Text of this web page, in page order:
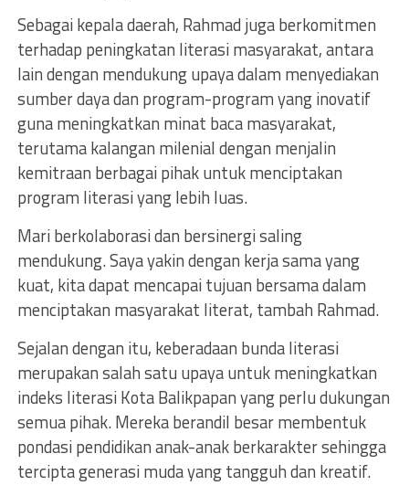
Sebagai kepala daerah, Rahmad juga berkomitmen
terhadap peningkatan literasi masyarakat, antara
lain dengan mendukung upaya dalam menyediakan
sumber daya dan program-program yang inovatif
guna meningkatkan minat baca masyarakat,
terutama kalangan milenial dengan menjalin
kemitraan berbagai pihak untuk menciptakan
program literasi yang lebih luas.
Mari berkolaborasi dan bersinergi saling
mendukung. Saya yakin dengan kerja sama yang
kuat, kita dapat mencapai tujuan bersama dalam
menciptakan masyarakat literat, tambah Rahmad.
Sejalan dengan itu, keberadaan bunda literasi
merupakan salah satu upaya untuk meningkatkan
indeks literasi Kota Balikpapan yang perlu dukungan
semua pihak. Mereka berandil besar membentuk
pondasi pendidikan anak-anak berkarakter sehingga
tercipta generasi muda yang tangguh dan kreatif.